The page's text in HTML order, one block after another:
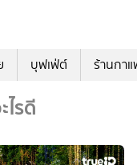
บุฟเฟ่ต์ ร้านกา
รดี